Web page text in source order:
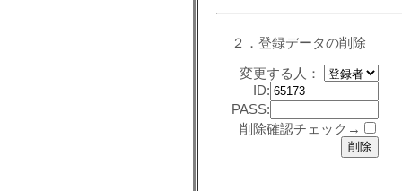
２．登録データの削除
変更する人：
ID:
PASS:
削除確認チェック→